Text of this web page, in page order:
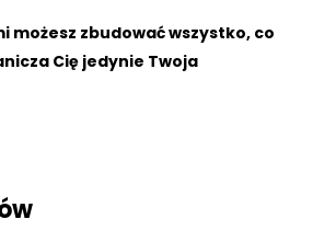
możesz zbudować wszystko, co
Cię jedynie Twoja